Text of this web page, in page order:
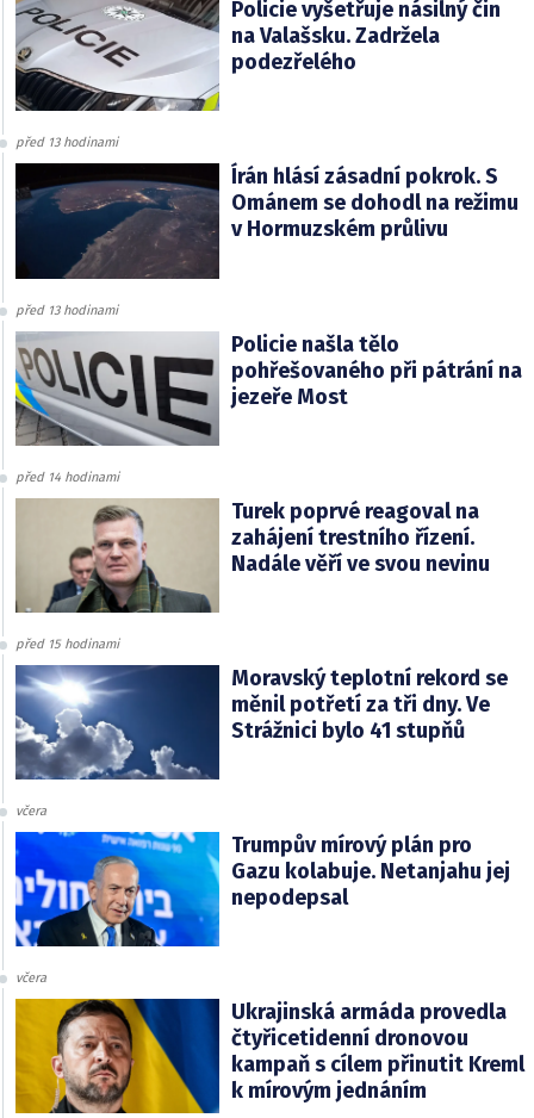
Policie vyšetřuje násilný čin
na Valašsku. Zadržela
podezřelého
před 13 hodinami
Írán hlásí zásadní pokrok. S
Ománem se dohodl na režimu
v Hormuzském průlivu
před 13 hodinami
Policie našla tělo
pohřešovaného při pátrání na
jezeře Most
před 14 hodinami
Turek poprvé reagoval na
zahájení trestního řízení.
Nadále věří ve svou nevinu
před 15 hodinami
Moravský teplotní rekord se
měnil potřetí za tři dny. Ve
Strážnici bylo 41 stupňů
včera
Trumpův mírový plán pro
Gazu kolabuje. Netanjahu jej
nepodepsal
včera
Ukrajinská armáda provedla
čtyřicetidenní dronovou
kampaň s cílem přinutit Kreml
k mírovým jednáním